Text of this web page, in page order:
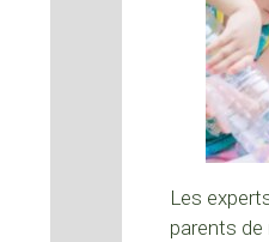
Les
parents